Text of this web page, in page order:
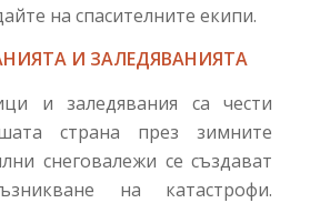
на спасителните екипи.
И ЗАЛЕДЯВАНИЯТА
и заледявания са чести
страна през зимните
снеговалежи се създават
на катастрофи.